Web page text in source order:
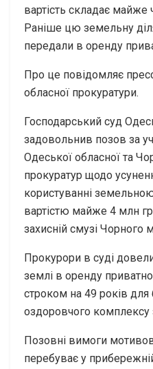
вартість складає майже
Раніше цю земельну
передали в оренду
Про це повідомляє
обласної прокуратури.
Господарський суд
задовольнив позов за
Одеської обласної та
прокуратур щодо
користуванні
вартістю майже 4 млн
захисній смузі Чорного
Прокурори в суді
землі в оренду
строком на 49 років
оздоровчого комплексу
Позовні вимоги
перебуває у